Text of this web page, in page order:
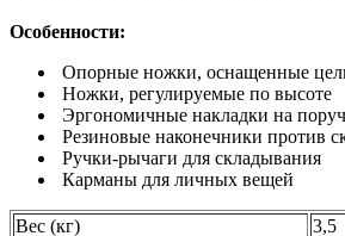
Особенности:
Опорные ножки, оснащенные
Ножки, регулируемые по высоте
Эргономичные накладки на
Резиновые наконечники против
Ручки-рычаги для складывания
Карманы для личных вещей
Вес (кг)
3,5